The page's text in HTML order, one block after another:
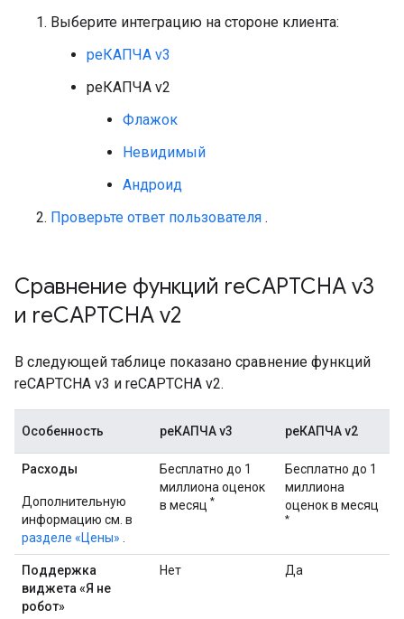
Выберите интеграцию на стороне клиента:
реКАПЧА v3
реКАПЧА v2
Флажок
Невидимый
Андроид
Проверьте ответ пользователя .
Сравнение функций reCAPTCHA v3
и reCAPTCHA v2
В следующей таблице показано сравнение функций
reCAPTCHA v3 и reCAPTCHA v2.
Особенность реКАПЧА v3 реКАПЧА v2
Расходы
Дополнительную
информацию см. в
разделе «Цены»
Бесплатно до 1
миллиона оценок
в месяц *
Бесплатно до 1
миллиона
оценок в месяц
*
Поддержка
виджета «Я не
робот»
Нет Да